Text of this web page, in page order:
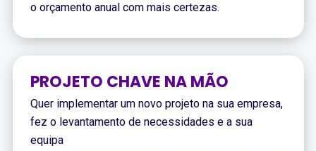
o orçamento anual com mais certezas.
PROJETO CHAVE NA MÃO
Quer implementar um novo projeto na sua empresa,
fez o levantamento de necessidades e a sua
equipa